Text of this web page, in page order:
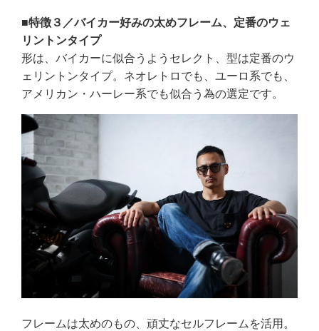
■特徴３／バイカー好みの太めフレーム、定番のウェ
リントンタイプ
形は、バイカーに似合うようセレクト、型は定番のウ
ェリントンタイプ。ネオレトロでも、ユーロ系でも、
アメリカン・ハーレー系でも似合う為の選定です。
フレームは太めのもの、頑丈なセルフレームを活用。